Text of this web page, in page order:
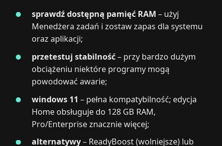
sprawdź dostępną pamięć RAM – użyj
Menedżera zadań i zostaw zapas dla systemu
oraz aplikacji;
przetestuj stabilność– przy bardzo dużym
obciążeniu niektóre programy mogą
powodować awarie;
windows 11 – pełna kompatybilność; edycja
Home obsługuje do 128 GB RAM,
Pro/Enterprise znacznie więcej;
alternatywy– ReadyBoost (wolniejsze) lub